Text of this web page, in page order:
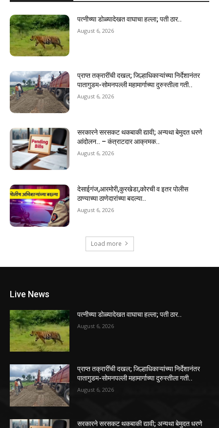
पत्नीच्या डोळ्यादेखत वाघाचा हल्ला; पती ठार..
August 6, 2026
प्राप्त तक्रारींची दखल; जिल्हाधिकाऱ्यांच्या निर्देशानंतर
पातागुडम-सोमनपल्ली महामार्गाच्या दुरुस्तीला गती..
August 6, 2026
सरकारने सरसकट थकबाकी द्यावी; अन्यथा बेमुदत धरणे
आंदोलन.. – कंत्राटदार आक्रमक..
August 6, 2026
देसाईगंज,आरमोरी,कुरखेडा,कोरची व इतर पोलीस
ठाण्याच्या ठाणेदारांच्या बदल्या..
August 6, 2026
Load more
Live News
पत्नीच्या डोळ्यादेखत वाघाचा हल्ला; पती ठार..
August 6, 2026
प्राप्त तक्रारींची दखल; जिल्हाधिकाऱ्यांच्या निर्देशानंतर
पातागुडम-सोमनपल्ली महामार्गाच्या दुरुस्तीला गती..
August 6, 2026
सरकारने सरसकट थकबाकी द्यावी; अन्यथा बेमुदत धरणे